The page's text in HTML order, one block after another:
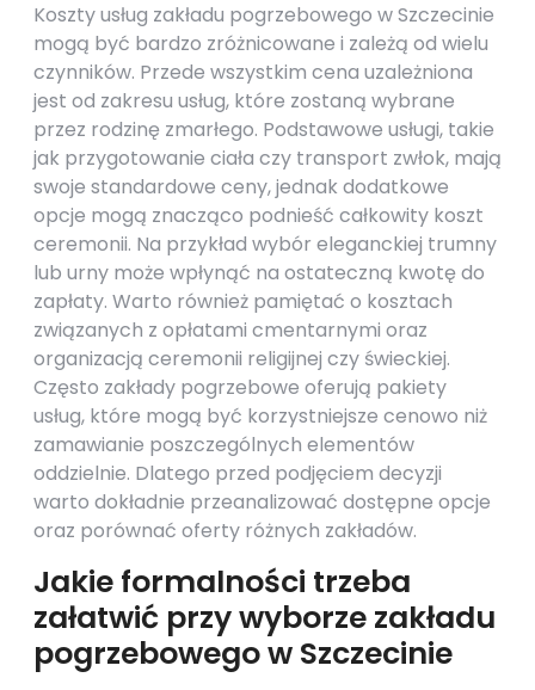
Koszty usług zakładu pogrzebowego w Szczecinie
mogą być bardzo zróżnicowane i zależą od wielu
czynników. Przede wszystkim cena uzależniona
jest od zakresu usług, które zostaną wybrane
przez rodzinę zmarłego. Podstawowe usługi, takie
jak przygotowanie ciała czy transport zwłok, mają
swoje standardowe ceny, jednak dodatkowe
opcje mogą znacząco podnieść całkowity koszt
ceremonii. Na przykład wybór eleganckiej trumny
lub urny może wpłynąć na ostateczną kwotę do
zapłaty. Warto również pamiętać o kosztach
związanych z opłatami cmentarnymi oraz
organizacją ceremonii religijnej czy świeckiej.
Często zakłady pogrzebowe oferują pakiety
usług, które mogą być korzystniejsze cenowo niż
zamawianie poszczególnych elementów
oddzielnie. Dlatego przed podjęciem decyzji
warto dokładnie przeanalizować dostępne opcje
oraz porównać oferty różnych zakładów.
Jakie formalności trzeba
załatwić przy wyborze zakładu
pogrzebowego w Szczecinie